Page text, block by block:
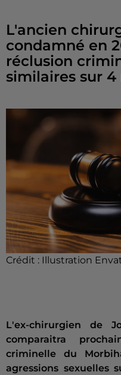
L'ancien
condamné en
réclusion
similaires sur 4
Crédit : Illustration
L'ex-chirurgien de
comparaitra
criminelle du
agressions sexuelles